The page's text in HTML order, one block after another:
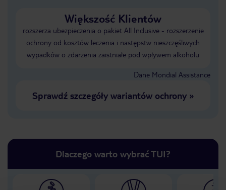
Większość Klientów
rozszerza ubezpieczenia o pakiet All Inclusive - rozszerzenie
ochrony od kosztów leczenia i następstw nieszczęśliwych
wypadków o zdarzenia zaistniałe pod wpływem alkoholu
Dane Mondial Assistance
Sprawdź szczegóły wariantów ochrony»
Dlaczego warto wybrać TUI?